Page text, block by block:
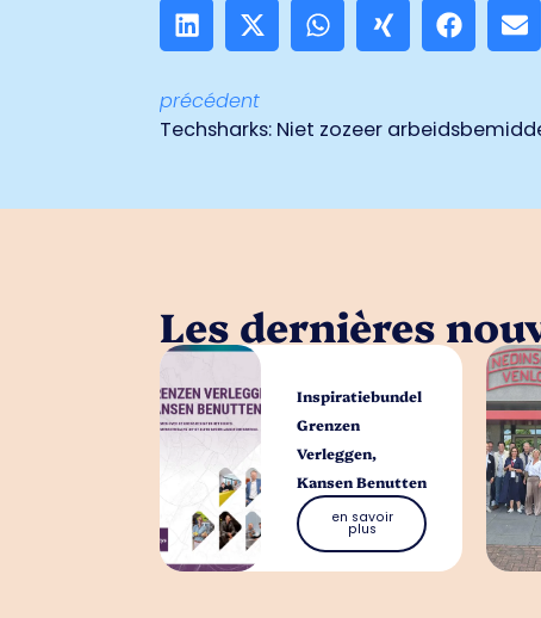
précédent
Les dernières
Inspiratiebundel
Grenzen
Verleggen,
Kansen Benutten
en savoir
plus